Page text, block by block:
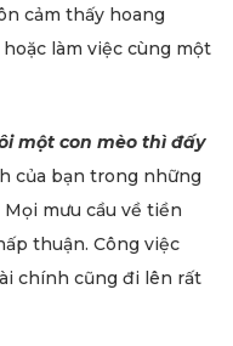
cảm thấy hoang
làm việc cùng một
một con mèo thì đấy
của bạn trong những
mưu cầu về tiền
thuận. Công việc
chính cũng đi lên rất